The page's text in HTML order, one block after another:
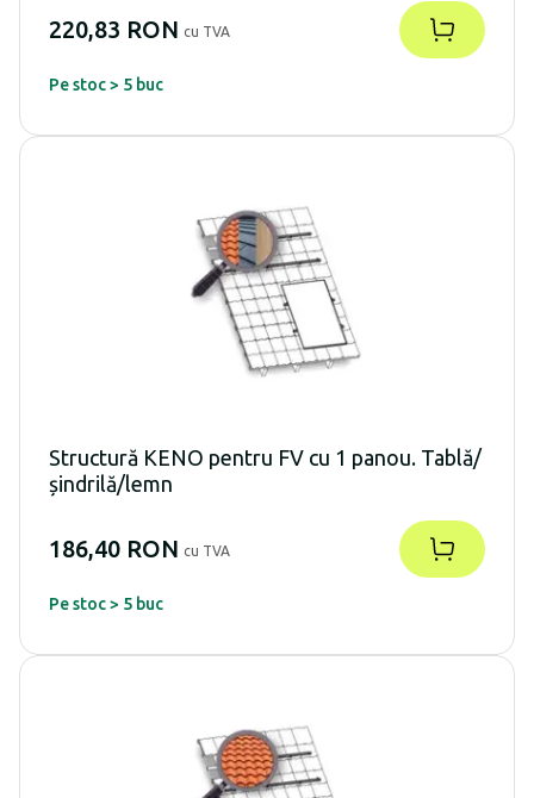
220,83 RON cu TVA
Pe stoc > 5 buc
Structură KENO pentru FV cu 1 panou. Tablă/
șindrilă/lemn
186,40 RON cu TVA
Pe stoc > 5 buc